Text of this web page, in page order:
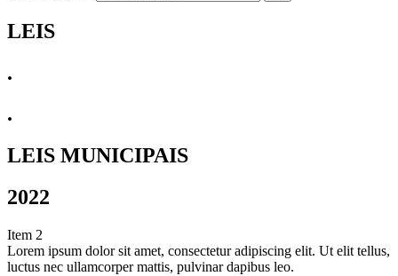
LEIS
.
.
LEIS MUNICIPAIS
2022
Item 2
Lorem ipsum dolor sit amet, consectetur adipiscing elit. Ut elit tellus,
luctus nec ullamcorper mattis, pulvinar dapibus leo.